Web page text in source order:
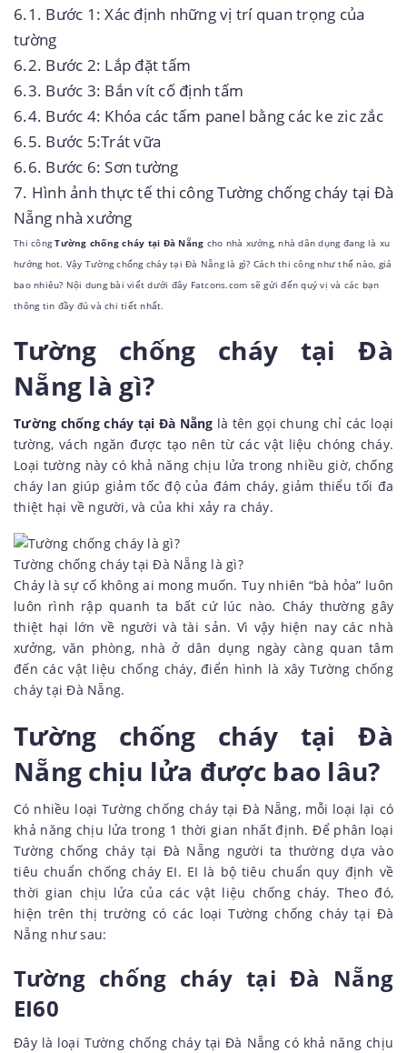
6.1. Bước 1: Xác định những vị trí quan trọng của
tường
6.2. Bước 2: Lắp đặt tấm
6.3. Bước 3: Bắn vít cố định tấm
6.4. Bước 4: Khóa các tấm panel bằng các ke zic zắc
6.5. Bước 5:Trát vữa
6.6. Bước 6: Sơn tường
7. Hình ảnh thực tế thi công Tường chống cháy tại Đà
Nẵng nhà xưởng
Thi côngTường chống cháy tại Đà Nẵng cho nhà xưởng, nhà dân dụng đang là xu
hướng hot. Vậy Tường chống cháy tại Đà Nẵng là gì? Cách thi công như thế nào, giá
bao nhiêu? Nội dung bài viết dưới đây Fatcons.com sẽ gửi đến quý vị và các bạn
thông tin đầy đủ và chi tiết nhất.
Tường chống cháy tại Đà
Nẵng là gì?
Tường chống cháy tại Đà Nẵng là tên gọi chung chỉ các loại
tường, vách ngăn được tạo nên từ các vật liệu chóng cháy.
Loại tường này có khả năng chịu lửa trong nhiều giờ, chống
cháy lan giúp giảm tốc độ của đám cháy, giảm thiểu tối đa
thiệt hại về người, và của khi xảy ra cháy.
Tường chống cháy tại Đà Nẵng là gì?
Cháy là sự cố không ai mong muốn. Tuy nhiên “bà hỏa” luôn
luôn rình rập quanh ta bất cứ lúc nào. Cháy thường gây
thiệt hại lớn về người và tài sản. Vì vậy hiện nay các nhà
xưởng, văn phòng, nhà ở dân dụng ngày càng quan tâm
đến các vật liệu chống cháy, điển hình là xây Tường chống
cháy tại Đà Nẵng.
Tường chống cháy tại Đà
Nẵng chịu lửa được bao lâu?
Có nhiều loại Tường chống cháy tại Đà Nẵng, mỗi loại lại có
khả năng chịu lửa trong 1 thời gian nhất định. Để phân loại
Tường chống cháy tại Đà Nẵng người ta thường dựa vào
tiêu chuẩn chống cháy EI. EI là bộ tiêu chuẩn quy định về
thời gian chịu lửa của các vật liệu chống cháy. Theo đó,
hiện trên thị trường có các loại Tường chống cháy tại Đà
Nẵng như sau:
Tường chống cháy tại Đà Nẵng
EI60
Đây là loại Tường chống cháy tại Đà Nẵng có khả năng chịu